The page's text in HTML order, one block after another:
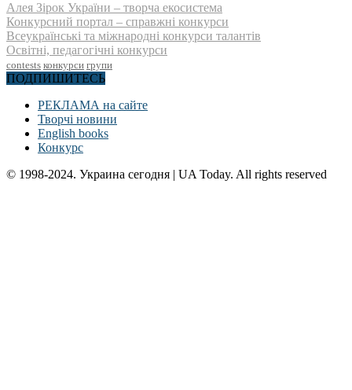
Алея Зірок України – творча екосистема
Конкурсний портал – справжні конкурси
Всеукраїнські та міжнародні конкурси талантів
Освітні, педагогічні конкурси
contests конкурси групи
ПОДПИШИТЕСЬ
РЕКЛАМА на сайте
Творчі новини
English books
Конкурс
© 1998-2024. Украина сегодня | UA Today. All rights reserved